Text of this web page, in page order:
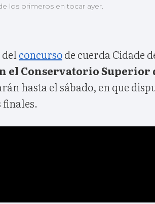
los primeros en tocar ayer.
concursode cuerda Cidade
el Conservatorio Superior
hasta el sábado, en que
finales.